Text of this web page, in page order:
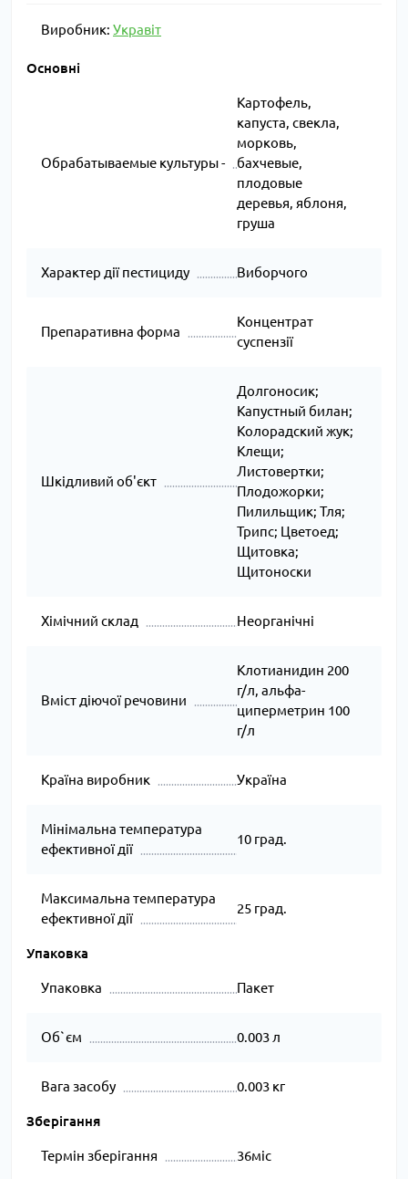
Виробник: Укравіт
Основні
Обрабатываемые культуры -
Картофель,
капуста, свекла,
морковь,
бахчевые,
плодовые
деревья, яблоня,
груша
Характер дії пестициду Виборчого
Препаративна форма
Концентрат
суспензії
Шкідливий об'єкт
Долгоносик;
Капустный билан;
Колорадский жук;
Клещи;
Листовертки;
Плодожорки;
Пилильщик; Тля;
Трипс; Цветоед;
Щитовка;
Щитоноски
Хімічний склад Неорганічні
Вміст діючої речовини
Клотианидин 200
г/л, альфа-
циперметрин 100
г/л
Країна виробник Україна
Мінімальна температура
ефективної дії
10 град.
Максимальна температура
ефективної дії
25 град.
Упаковка
Упаковка Пакет
Об`єм 0.003 л
Вага засобу 0.003 кг
Зберігання
Термін зберігання 36міс